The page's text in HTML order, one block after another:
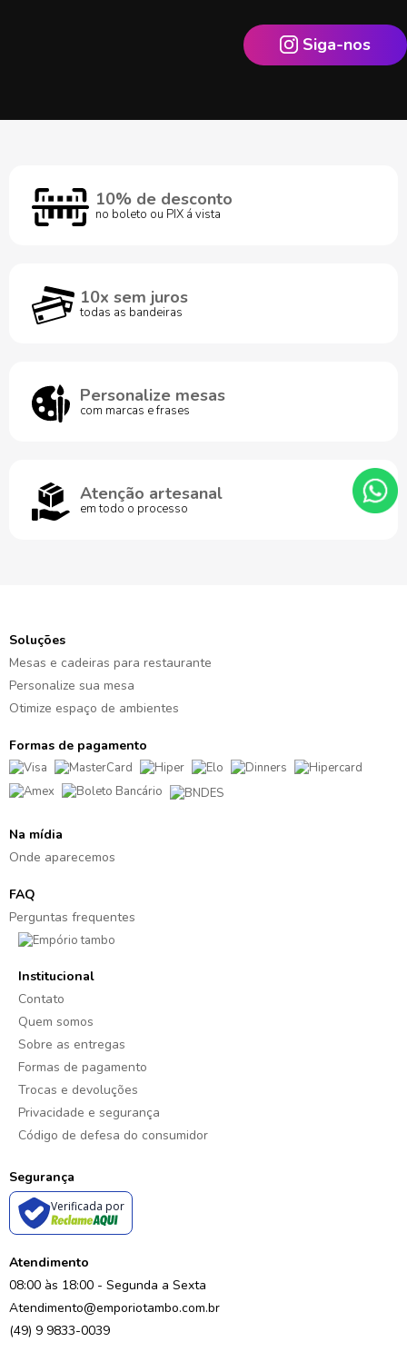
Siga-nos
10% de desconto
no boleto ou PIX á vista
10x sem juros
todas as bandeiras
Personalize mesas
com marcas e frases
Atenção artesanal
em todo o processo
Soluções
Mesas e cadeiras para restaurante
Personalize sua mesa
Otimize espaço de ambientes
Formas de pagamento
Na mídia
Onde aparecemos
FAQ
Perguntas frequentes
Institucional
Contato
Quem somos
Sobre as entregas
Formas de pagamento
Trocas e devoluções
Privacidade e segurança
Código de defesa do consumidor
Segurança
Verificada por
Atendimento
08:00 às 18:00 - Segunda a Sexta
Atendimento@emporiotambo.com.br
(49) 9 9833-0039